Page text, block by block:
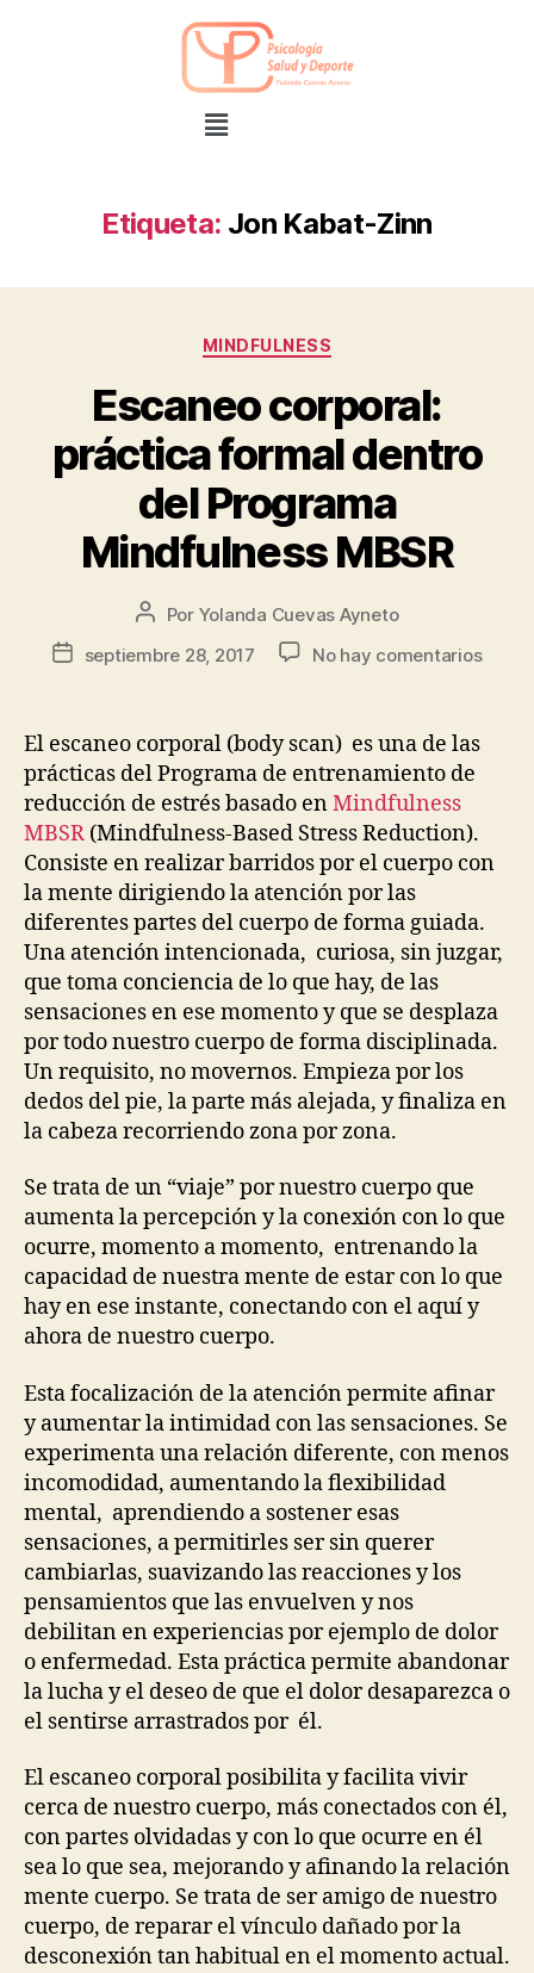
Etiqueta: Jon Kabat-Zinn
MINDFULNESS
Escaneo corporal:
práctica formal dentro
del Programa
Mindfulness MBSR
Por Yolanda Cuevas Ayneto
septiembre 28, 2017
No hay comentarios
El escaneo corporal (body scan) es una de las
prácticas del Programa de entrenamiento de
reducción de estrés basado enMindfulness
MBSR (Mindfulness-Based Stress Reduction).
Consiste en realizar barridos por el cuerpo con
la mente dirigiendo la atención por las
diferentes partes del cuerpo de forma guiada.
Una atención intencionada, curiosa, sin juzgar,
que toma conciencia de lo que hay, de las
sensaciones en ese momento y que se desplaza
por todo nuestro cuerpo de forma disciplinada.
Un requisito, no movernos. Empieza por los
dedos del pie, la parte más alejada, y finaliza en
la cabeza recorriendo zona por zona.
Se trata de un “viaje” por nuestro cuerpo que
aumenta la percepción y la conexión con lo que
ocurre, momento a momento, entrenando la
capacidad de nuestra mente de estar con lo que
hay en ese instante, conectando con el aquí y
ahora de nuestro cuerpo.
Esta focalización de la atención permite afinar
y aumentar la intimidad con las sensaciones. Se
experimenta una relación diferente, con menos
incomodidad, aumentando la flexibilidad
mental, aprendiendo a sostener esas
sensaciones, a permitirles ser sin querer
cambiarlas, suavizando las reacciones y los
pensamientos que las envuelven y nos
debilitan en experiencias por ejemplo de dolor
o enfermedad. Esta práctica permite abandonar
la lucha y el deseo de que el dolor desaparezca o
el sentirse arrastrados por él.
El escaneo corporal posibilita y facilita vivir
cerca de nuestro cuerpo, más conectados con él,
con partes olvidadas y con lo que ocurre en él
sea lo que sea, mejorando y afinando la relación
mente cuerpo. Se trata de ser amigo de nuestro
cuerpo, de reparar el vínculo dañado por la
desconexión tan habitual en el momento actual.